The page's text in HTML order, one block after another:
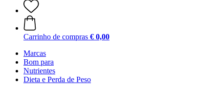
Carrinho de compras € 0,00
Marcas
Bom para
Nutrientes
Dieta e Perda de Peso